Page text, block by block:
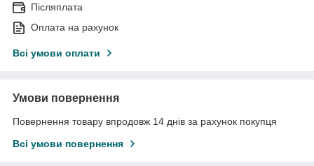
Післяплата
Оплата на рахунок
Всі умови оплати
Умови повернення
Повернення товару впродовж 14 днів за рахунок покупця
Всі умови повернення